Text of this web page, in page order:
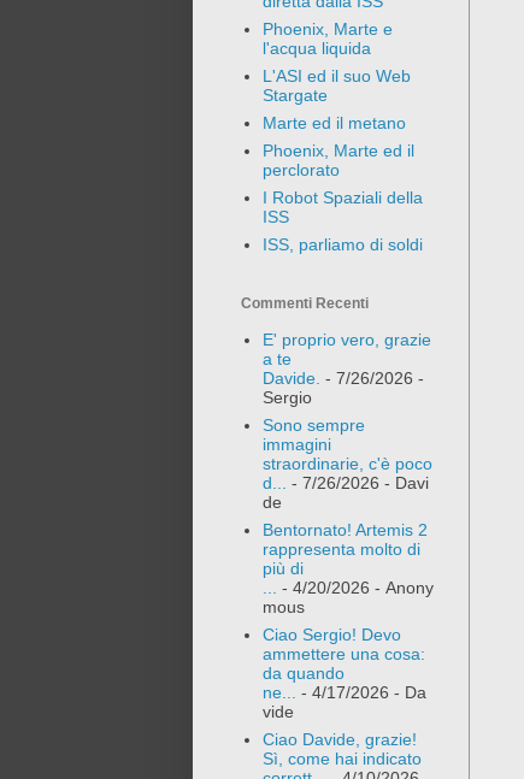
Phoenix, Marte e
l'acqua liquida
L'ASI ed il suo Web
Stargate
Marte ed il metano
Phoenix, Marte ed il
perclorato
I Robot Spaziali della
ISS
ISS, parliamo di soldi
Commenti Recenti
E' proprio vero, grazie
a te
Davide. - 7/26/2026 -
Sergio
Sono sempre
immagini
straordinarie, c'è poco
d... - 7/26/2026 - Davi
de
Bentornato! Artemis 2
rappresenta molto di
più di
... - 4/20/2026 - Anony
mous
Ciao Sergio! Devo
ammettere una cosa:
da quando
ne... - 4/17/2026 - Da
vide
Ciao Davide, grazie!
Sì, come hai indicato